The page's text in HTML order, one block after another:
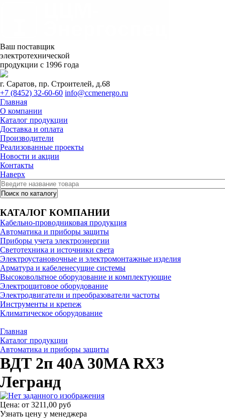
Ваш поставщик
электротехнической
продукции с 1996 года
г. Саратов, пр. Строителей, д.68
+7 (8452) 32-60-60 info@ccmenergo.ru
Главная
О компании
Каталог продукции
Доставка и оплата
Производители
Реализованные проекты
Новости и акции
Контакты
Наверх
КАТАЛОГ КОМПАНИИ
Кабельно-проводниковая продукция
Автоматика и приборы защиты
Приборы учета электроэнергии
Светотехника и источники света
Электроустановочные и электромонтажные изделия
Арматура и кабеленесущие системы
Высоковольтное оборудование и комплектующие
Электрощитовое оборудование
Электродвигатели и преобразователи частоты
Инструменты и крепеж
Климатическое оборудование
Главная
Каталог продукции
Автоматика и приборы защиты
ВДТ 2п 40A 30MA RX3
Легранд
Цена: от 3211,00 руб
Узнать цену у менеджера